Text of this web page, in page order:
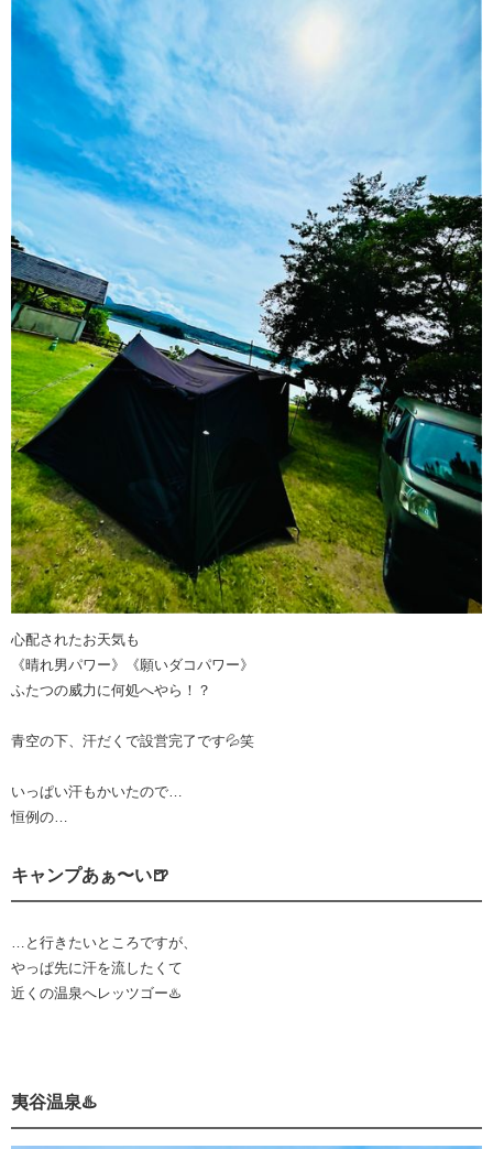
心配されたお天気も
《晴れ男パワー》《願いダコパワー》
ふたつの威力に何処へやら！？
青空の下、汗だくで設営完了です💦笑
いっぱい汗もかいたので…
恒例の…
キャンプあぁ〜い🍺
…と行きたいところですが、
やっぱ先に汗を流したくて
近くの温泉へレッツゴー♨️
夷谷温泉♨️